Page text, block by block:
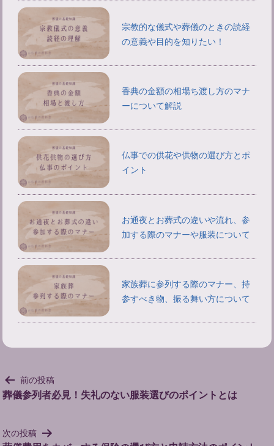
宗教的な儀式や葬儀のときの読経
の意義や目的を知りたい！
香典の金額の相場ち渡し方のマナ
ーについて解説
仏事での供花や供物の選び方とポ
イント
お通夜とお葬式の違いや流れ、参
加する際のマナーや服装について
家族葬に参列する際のマナー、持
参すべき物、振る舞い方について
投
稿
ゲ
前の投稿
葬儀参列者必見！失礼のない服装選びのポイントとは
次の投稿